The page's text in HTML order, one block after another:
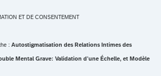
ET DE CONSENTEMENT
: Autostigmatisation des Relations Intimes des
Mental Grave: Validation d’une Échelle, et Modèle